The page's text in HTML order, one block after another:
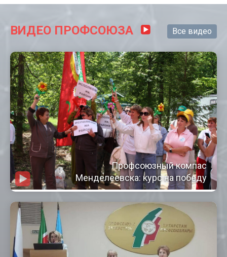
ВИДЕО ПРОФСОЮЗА Все видео
Профсоюзный компас
Менделеевска: курс на победу